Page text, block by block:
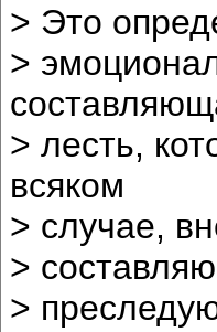
> Это
>
> лесть,
всяком
> случае,
>
>